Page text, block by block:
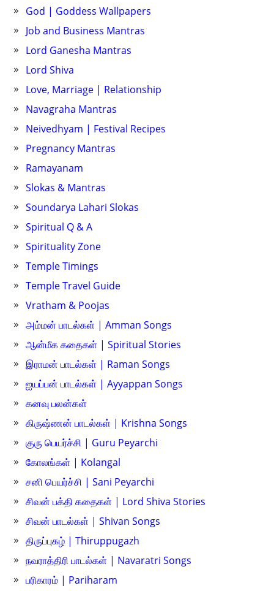
God | Goddess Wallpapers
Job and Business Mantras
Lord Ganesha Mantras
Lord Shiva
Love, Marriage | Relationship
Navagraha Mantras
Neivedhyam | Festival Recipes
Pregnancy Mantras
Ramayanam
Slokas & Mantras
Soundarya Lahari Slokas
Spiritual Q & A
Spirituality Zone
Temple Timings
Temple Travel Guide
Vratham & Poojas
அம்மன் பாடல்கள் | Amman Songs
ஆன்மீக கதைகள் | Spiritual Stories
இராமன் பாடல்கள் | Raman Songs
ஐயப்பன் பாடல்கள் | Ayyappan Songs
கனவு பலன்கள்
கிருஷ்ணன் பாடல்கள் | Krishna Songs
குரு பெயர்ச்சி | Guru Peyarchi
கோலங்கள் | Kolangal
சனி பெயர்ச்சி | Sani Peyarchi
சிவன் பக்தி கதைகள் | Lord Shiva Stories
சிவன் பாடல்கள் | Shivan Songs
திருப்புகழ் | Thiruppugazh
நவராத்திரி பாடல்கள் | Navaratri Songs
பரிகாரம் | Pariharam